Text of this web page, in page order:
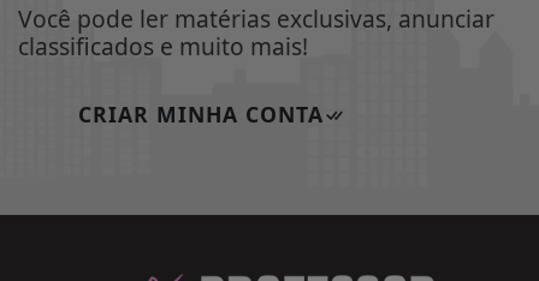
Você pode ler matérias exclusivas, anunciar
classificados e muito mais!
CRIAR MINHA CONTA